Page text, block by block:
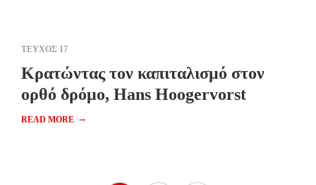
ΤΕΥΧΟΣ 17
Κρατώντας τον καπιταλισμό στον
ορθό δρόμο, Ηans Ηoogervorst
READ MORE →